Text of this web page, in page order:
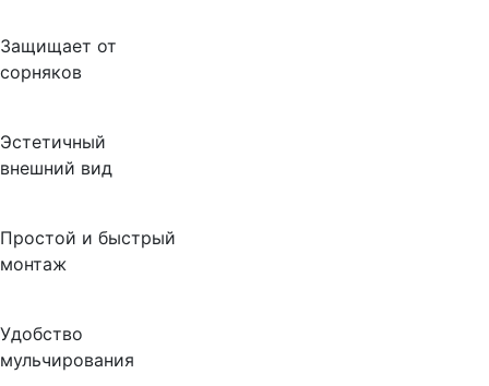
Защищает от
сорняков
Эстетичный
внешний вид
Простой и быстрый
монтаж
Удобство
мульчирования